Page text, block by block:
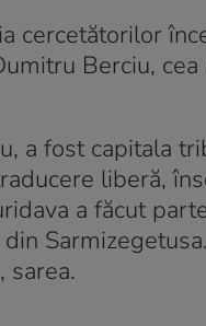
cercetătorilor
Berciu, cea
a fost capitala
liberă,
a făcut
sarea.